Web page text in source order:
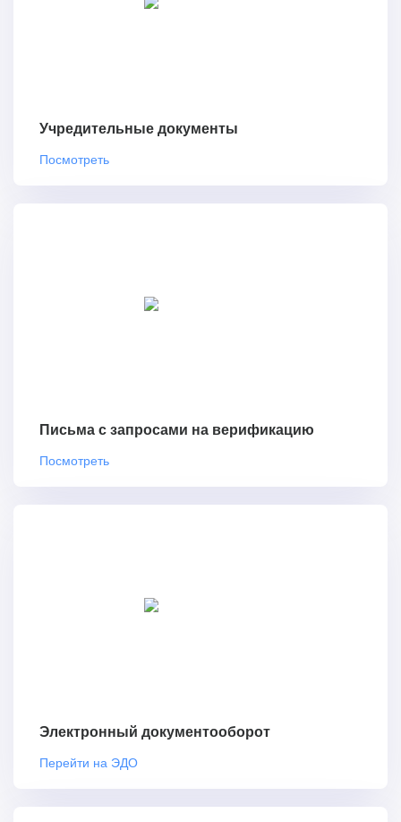
Учредительные документы
Посмотреть
Письма с запросами на верификацию
Посмотреть
Электронный документооборот
Перейти на ЭДО